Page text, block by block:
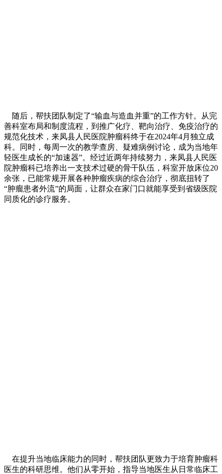
随后，帮扶团队制定了“输血与造血并重”的工作方针。从完
善科室布局和制度流程，到推广化疗、靶向治疗、免疫治疗的
规范化技术，来凤县人民医院肿瘤科终于在2024年4月独立成
科。同时，每周一次的教学查房、疑难病例讨论，成为当地年
轻医生成长的“加速器”。经过近两年持续努力，来凤县人民医
院肿瘤科已培养出一支技术过硬的骨干队伍，科室开放床位20
余张，已能常规开展各种肿瘤疾病的综合治疗，彻底扭转了
“肿瘤患者外流”的局面，让群众在家门口就能享受到省级医院
同质化的诊疗服务。
在提升当地临床能力的同时，帮扶团队更致力于培育肿瘤科
医生的科研思维。他们从零开始，指导当地医生从日常临床工